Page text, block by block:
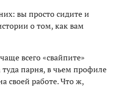
вы просто сидите и
о том, как вам
всего «свайпите»
парня, в чьем профиле
своей работе. Что ж,